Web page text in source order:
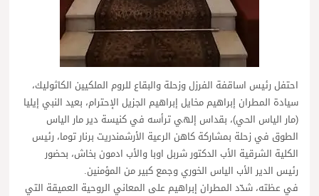
احتفل رئيس اساقفة الفرزل وزحلة والبقاع للروم الملكيين الكاثوليك،
سيادة المطران إبراهيم مخايل إبراهيم الجزيل الإحترام، بعيد النبي إيليا
(مار الياس الحي)، بقداس إلهي ترأسه في كنيسة دير مار الياس
الطوق في زحلة بمشاركة كاهن الرعية الأرشمندريت برنار توما، رئيس
الكلية الشرقية الأب الدكتور شربل اوبا والأب ادمون بخاش، بحضور
رئيس الدير الأب الياس الخوري وجمع كبير من المؤمنين.
في عظته، شدّد المطران إبراهيم على المعاني الروحية العميقة التي